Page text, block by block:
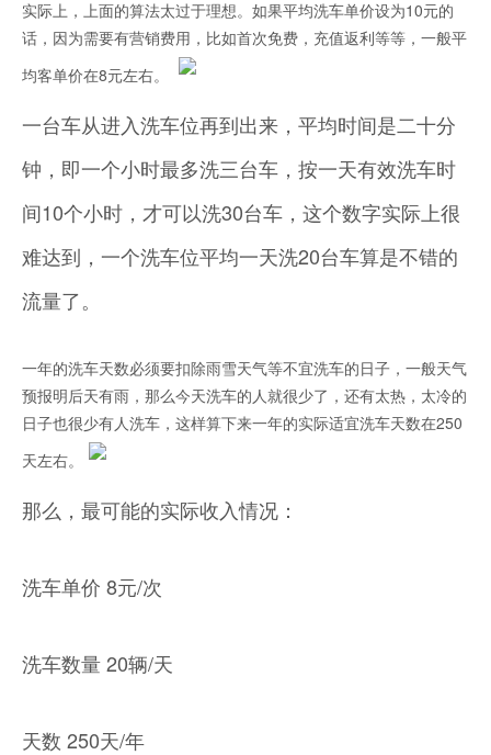
实际上，上面的算法太过于理想。如果平均洗车单价设为10元的
话，因为需要有营销费用，比如首次免费，充值返利等等，一般平
均客单价在8元左右。
一台车从进入洗车位再到出来，平均时间是二十分
钟，即一个小时最多洗三台车，按一天有效洗车时
间10个小时，才可以洗30台车，这个数字实际上很
难达到，一个洗车位平均一天洗20台车算是不错的
流量了。
一年的洗车天数必须要扣除雨雪天气等不宜洗车的日子，一般天气
预报明后天有雨，那么今天洗车的人就很少了，还有太热，太冷的
日子也很少有人洗车，这样算下来一年的实际适宜洗车天数在250
天左右。
那么，最可能的实际收入情况：
洗车单价 8元/次
洗车数量 20辆/天
天数 250天/年